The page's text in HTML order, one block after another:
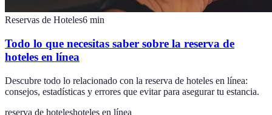
Reservas de Hoteles6 min
Todo lo que necesitas saber sobre la reserva de
hoteles en línea
Descubre todo lo relacionado con la reserva de hoteles en línea:
consejos, estadísticas y errores que evitar para asegurar tu estancia.
reserva de hoteleshoteles en línea